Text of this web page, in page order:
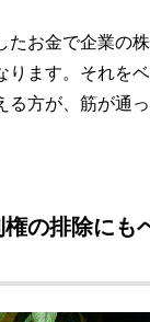
たお金で企業の
ります。それを
る方が、筋が通
の排除にも